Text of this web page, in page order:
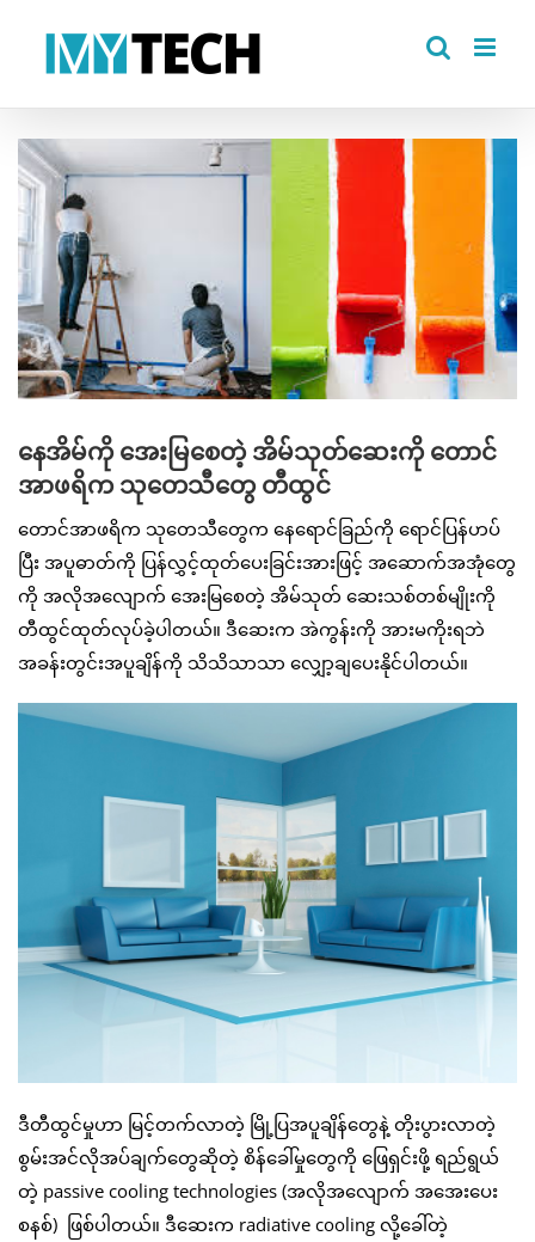
View
Larger
Image
နေအိမ်ကို အေးမြစေတဲ့ အိမ်သုတ်ဆေးကို တောင်
အာဖရိက သုတေသီတွေ တီထွင်
တောင်အာဖရိက သုတေသီတွေက နေရောင်ခြည်ကို ရောင်ပြန်ဟပ်
ပြီး အပူဓာတ်ကို ပြန်လွှင့်ထုတ်ပေးခြင်းအားဖြင့် အဆောက်အအုံတွေ
ကို အလိုအလျောက် အေးမြစေတဲ့ အိမ်သုတ် ဆေးသစ်တစ်မျိုးကို
တီထွင်ထုတ်လုပ်ခဲ့ပါတယ်။ ဒီဆေးက အဲကွန်းကို အားမကိုးရဘဲ
အခန်းတွင်းအပူချိန်ကို သိသိသာသာ လျှော့ချပေးနိုင်ပါတယ်။
ဒီတီထွင်မှုဟာ မြင့်တက်လာတဲ့ မြို့ပြအပူချိန်တွေနဲ့ တိုးပွားလာတဲ့
စွမ်းအင်လိုအပ်ချက်တွေဆိုတဲ့ စိန်ခေါ်မှုတွေကို ဖြေရှင်းဖို့ ရည်ရွယ်
တဲ့ passive cooling technologies (အလိုအလျောက် အအေးပေး
စနစ်) ဖြစ်ပါတယ်။ ဒီဆေးက radiative cooling လို့ခေါ်တဲ့